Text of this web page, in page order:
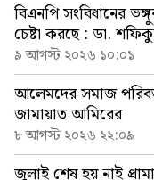
বিএনপি সংবিধানের
চেষ্টা করছে : ডা.
৯ আগস্ট ২০২৬ ১০:০১
আলেমদের সমাজ
জামায়াত আমিরের
৮ আগস্ট ২০২৬ ২২:০৯
জুলাই শেষ হয় নাই